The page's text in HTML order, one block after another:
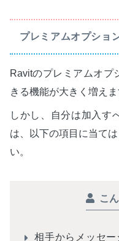
プレミアムオプショ
Ravitのプレミアムオプ
きる機能が大きく増えま
しかし、自分は加入す
は、以下の項目に当て
い。
こ
相手からメッセ